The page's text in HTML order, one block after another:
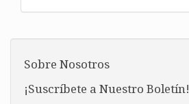
Sobre Nosotros
¡Suscríbete a Nuestro Boletín!